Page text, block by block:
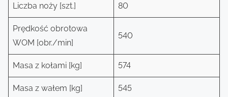
Liczba noży [szt.] 80
Prędkość obrotowa
WOM [obr./min]
540
Masa z kołami [kg] 574
Masa z wałem [kg] 545